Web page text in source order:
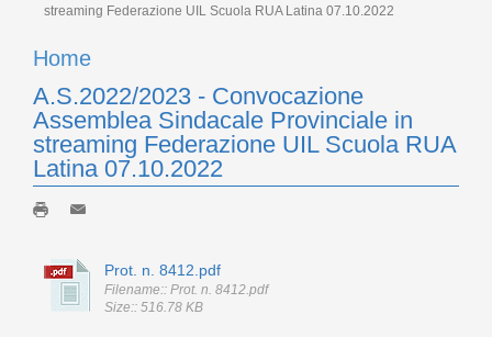
streaming Federazione UIL Scuola RUA Latina 07.10.2022
Home
A.S.2022/2023 - Convocazione
Assemblea Sindacale Provinciale in
streaming Federazione UIL Scuola RUA
Latina 07.10.2022
Prot. n. 8412.pdf
Filename:: Prot. n. 8412.pdf
Size:: 516.78 KB